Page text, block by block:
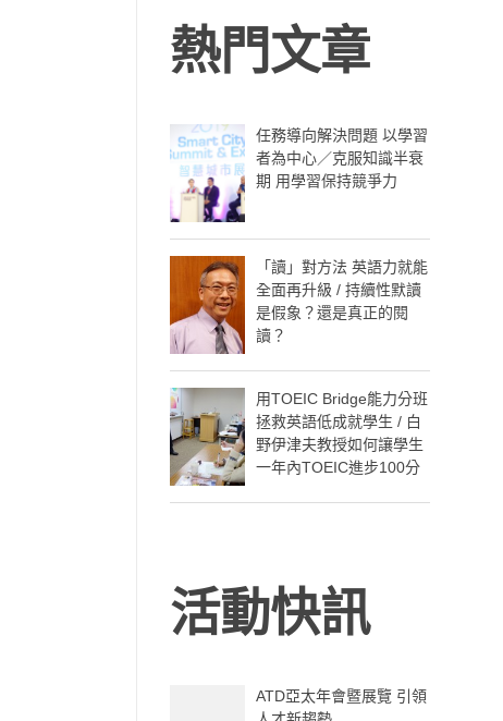
熱門文章
任務導向解決問題 以學習
者為中心／克服知識半衰
期 用學習保持競爭力
「讀」對方法 英語力就能
全面再升級 / 持續性默讀
是假象？還是真正的閱
讀？
用TOEIC Bridge能力分班
拯救英語低成就學生 / 白
野伊津夫教授如何讓學生
一年內TOEIC進步100分
活動快訊
ATD亞太年會暨展覽 引領